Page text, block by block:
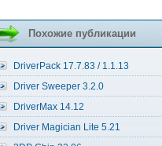
Похожие публикации
DriverPack 17.7.83 / 1.1.13
Driver Sweeper 3.2.0
DriverMax 14.12
Driver Magician Lite 5.21